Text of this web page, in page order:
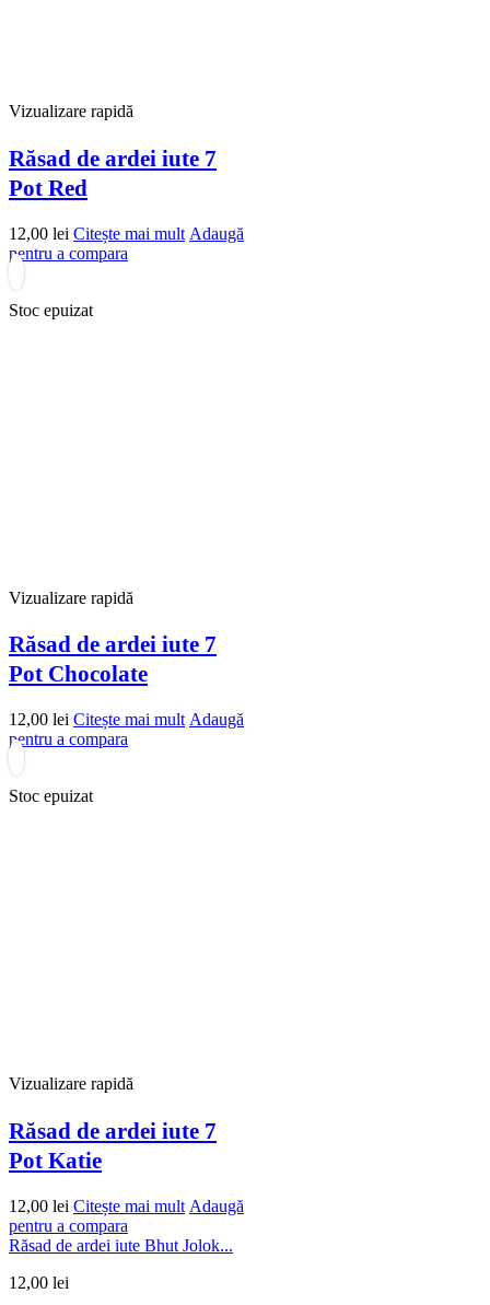
Vizualizare rapidă
Răsad de ardei iute 7
Pot Red
12,00 lei Citește mai mult Adaugă
pentru a compara
Stoc epuizat
Vizualizare rapidă
Răsad de ardei iute 7
Pot Chocolate
12,00 lei Citește mai mult Adaugă
pentru a compara
Stoc epuizat
Vizualizare rapidă
Răsad de ardei iute 7
Pot Katie
12,00 lei Citește mai mult Adaugă
pentru a compara
Răsad de ardei iute Bhut Jolok...
12,00 lei